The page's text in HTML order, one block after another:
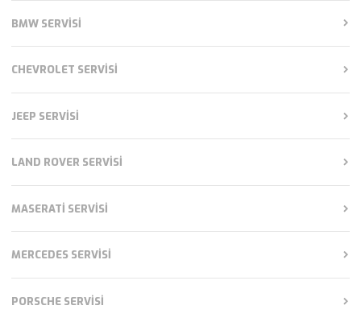
BMW SERVISI
CHEVROLET SERVISI
JEEP SERVISI
LAND ROVER SERVISI
MASERATI SERVISI
MERCEDES SERVISI
PORSCHE SERVISI